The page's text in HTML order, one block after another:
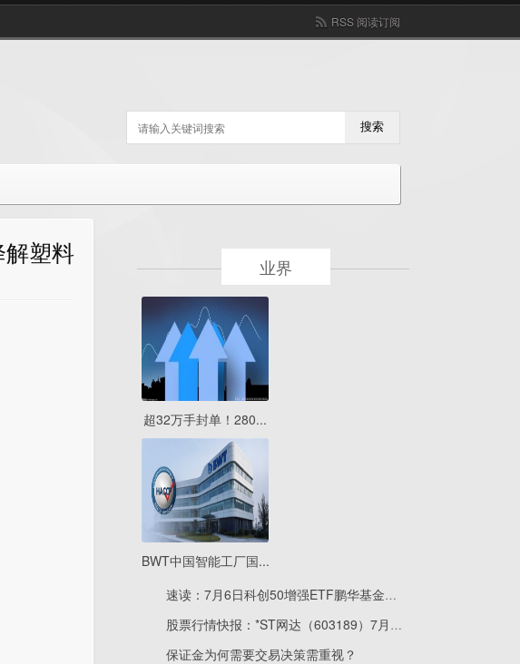
RSS 阅读订阅
搜索
塑料
业界
超32万手封单！280...
BWT中国智能工厂国...
速读：7月6日科创50增强ETF鹏华基金份额增加150万份，重仓股海光信息、寒武纪、中微公司
股票行情快报：*ST网达（603189）7月6日主力资金净卖出222.72万元
保证金为何需要交易决策需重视？